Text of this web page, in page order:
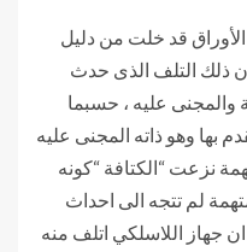
قد خلت من دليل
ذلك التلف الذى حدث
والمجنى عليه ، حسبما
بها وهو ذاته المجنى عليه
نزعت “الكتافة “كونه
لم تتجه الى احداث
جهاز اللاسلكي اتلف منه